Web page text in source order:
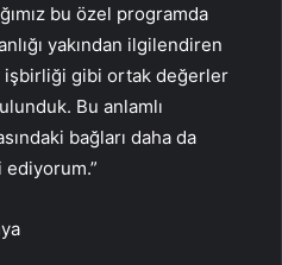
bu özel programda
yakından ilgilendiren
işbirliği gibi ortak değerler
Bu anlamlı
bağları daha da